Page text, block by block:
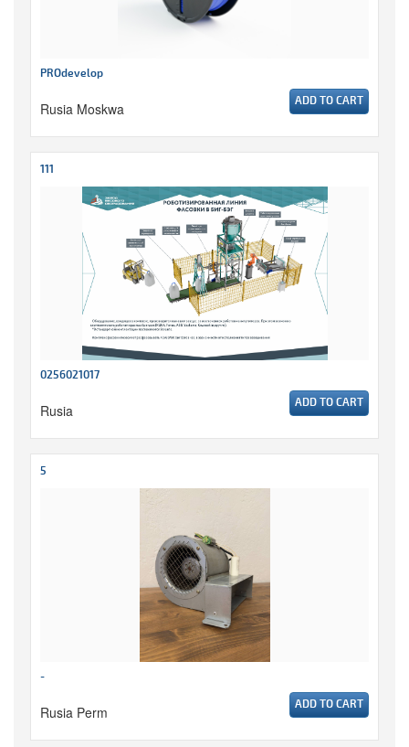
PROdevelop
Rusia Moskwa ADD TO CART
111
0256021017
Rusia ADD TO CART
5
-
Rusia Perm ADD TO CART